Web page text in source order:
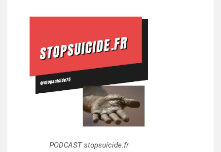
PODCAST stopsuicide.fr